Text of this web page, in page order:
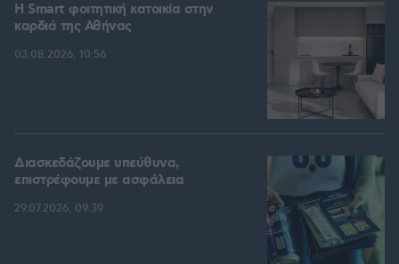
Η Smart φοιτητική κατοικία στην
καρδιά της Αθήνας
03.08.2026, 10:56
Διασκεδάζουμε υπεύθυνα,
επιστρέφουμε με ασφάλεια
29.07.2026, 09:39